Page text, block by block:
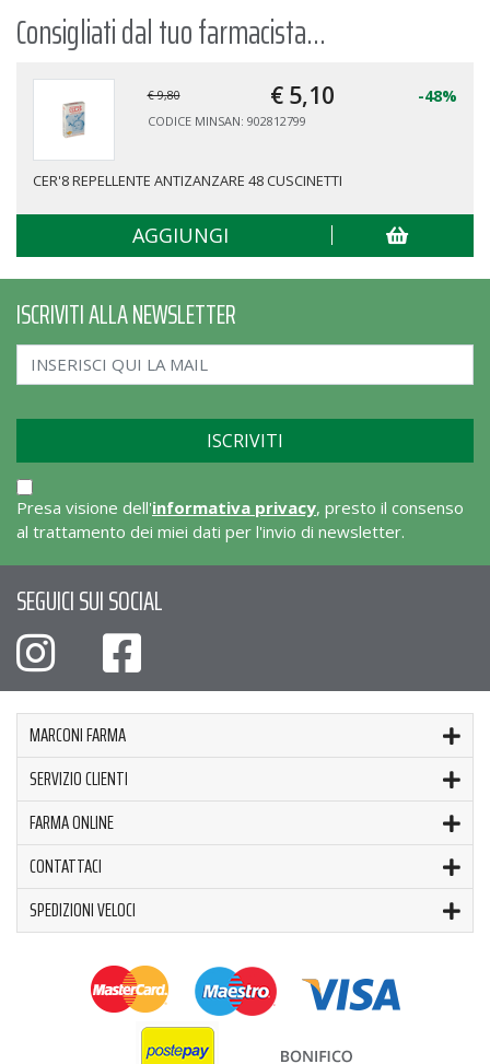
Consigliati dal tuo farmacista...
€ 9,80 € 5,10 -48%
CODICE MINSAN: 902812799
CER'8 REPELLENTE ANTIZANZARE 48 CUSCINETTI
AGGIUNGI
ISCRIVITI ALLA NEWSLETTER
Presa visione dell'informativa privacy, presto il consenso
al trattamento dei miei dati per l'invio di newsletter.
SEGUICI SUI SOCIAL
MARCONI FARMA
SERVIZIO CLIENTI
FARMA ONLINE
CONTATTACI
SPEDIZIONI VELOCI